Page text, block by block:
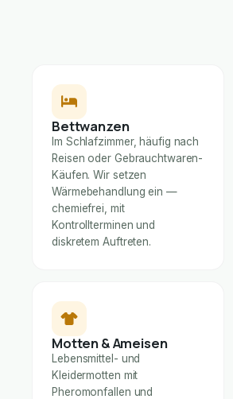
Bettwanzen
Im Schlafzimmer, häufig nach
Reisen oder Gebrauchtwaren-
Käufen. Wir setzen
Wärmebehandlung ein —
chemiefrei, mit
Kontrollterminen und
diskretem Auftreten.
Motten & Ameisen
Lebensmittel- und
Kleidermotten mit
Pheromonfallen und